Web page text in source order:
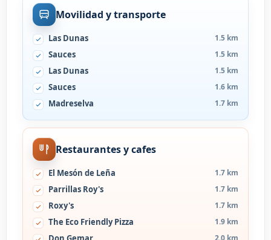
Movilidad y transporte
Las Dunas 1.5 km
Sauces 1.5 km
Las Dunas 1.5 km
Sauces 1.6 km
Madreselva 1.7 km
Restaurantes y cafes
El Mesón de Leña 1.7 km
Parrillas Roy's 1.7 km
Roxy's 1.7 km
The Eco Friendly Pizza 1.9 km
2.0 km